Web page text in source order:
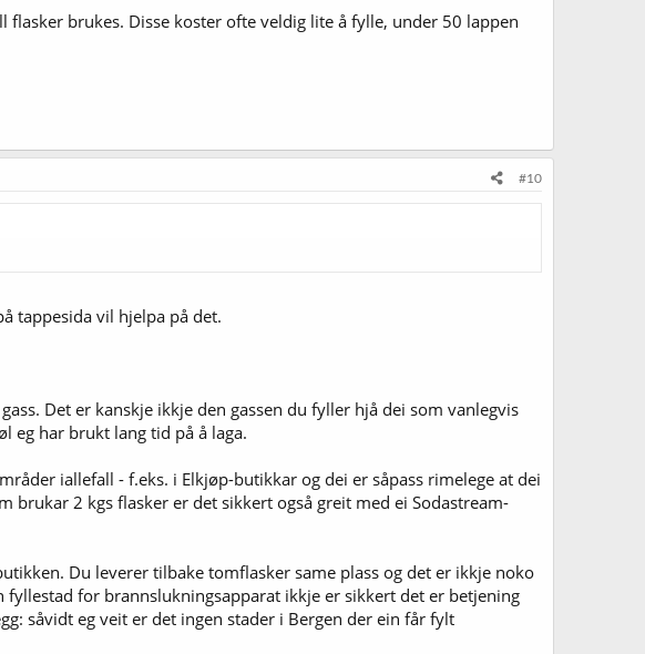
brukes. Disse koster ofte veldig lite å fylle, under 50 lappen
#10
tappesida vil hjelpa på det.
Det er kanskje ikkje den gassen du fyller hjå dei som vanlegvis
eg har brukt lang tid på å laga.
iallefall - f.eks. i Elkjøp-butikkar og dei er såpass rimelege at dei
brukar 2 kgs flasker er det sikkert også greit med ei Sodastream-
Du leverer tilbake tomflasker same plass og det er ikkje noko
for brannslukningsapparat ikkje er sikkert det er betjening
såvidt eg veit er det ingen stader i Bergen der ein får fylt